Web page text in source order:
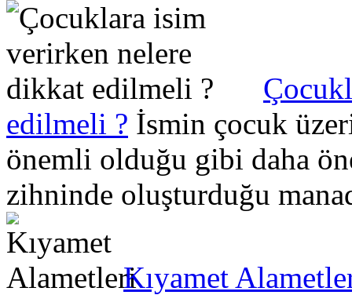
edilmeli ? İsmin çocuk
önemli olduğu gibi daha
zihninde oluşturduğu
Kıyamet